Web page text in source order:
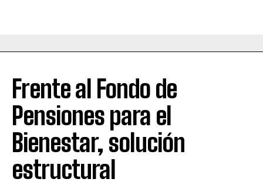
Frente al Fondo de
Pensiones para el
Bienestar, solución
estructural